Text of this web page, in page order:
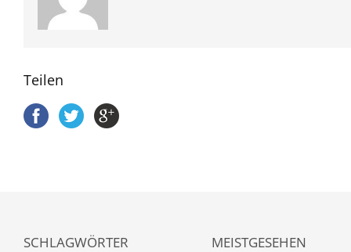
Teilen
SCHLAGWÖRTER MEISTGESEHEN